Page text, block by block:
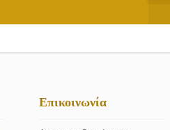
Επικοινωνία